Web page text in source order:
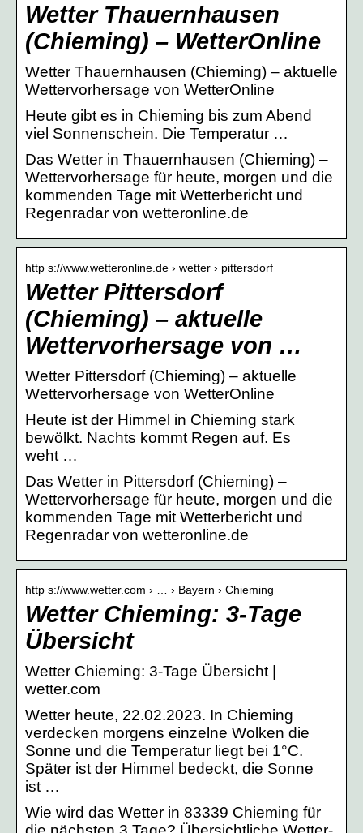
Wetter Thauernhausen
(Chieming) – WetterOnline
Wetter Thauernhausen (Chieming) – aktuelle
Wettervorhersage von WetterOnline
Heute gibt es in Chieming bis zum Abend
viel Sonnenschein. Die Temperatur …
Das Wetter in Thauernhausen (Chieming) –
Wettervorhersage für heute, morgen und die
kommenden Tage mit Wetterbericht und
Regenradar von wetteronline.de
http s://www.wetteronline.de › wetter › pittersdorf
Wetter Pittersdorf
(Chieming) – aktuelle
Wettervorhersage von …
Wetter Pittersdorf (Chieming) – aktuelle
Wettervorhersage von WetterOnline
Heute ist der Himmel in Chieming stark
bewölkt. Nachts kommt Regen auf. Es
weht …
Das Wetter in Pittersdorf (Chieming) –
Wettervorhersage für heute, morgen und die
kommenden Tage mit Wetterbericht und
Regenradar von wetteronline.de
http s://www.wetter.com › … › Bayern › Chieming
Wetter Chieming: 3-Tage
Übersicht
Wetter Chieming: 3-Tage Übersicht |
wetter.com
Wetter heute, 22.02.2023. In Chieming
verdecken morgens einzelne Wolken die
Sonne und die Temperatur liegt bei 1°C.
Später ist der Himmel bedeckt, die Sonne
ist …
Wie wird das Wetter in 83339 Chieming für